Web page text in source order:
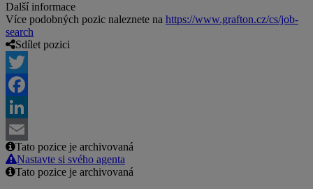
Další informace
Více podobných pozic naleznete na https://www.grafton.cz/cs/job-
search
Sdílet pozici
Twitter
Facebook
LinkedIn
Email
Tato pozice je archivovaná
Nastavte si svého agenta
Tato pozice je archivovaná